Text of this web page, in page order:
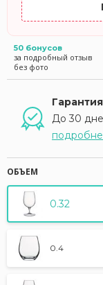
50 бонусов
за подробный отзыв
без фото
До 30
ОБЪЕМ
0.32
0.4